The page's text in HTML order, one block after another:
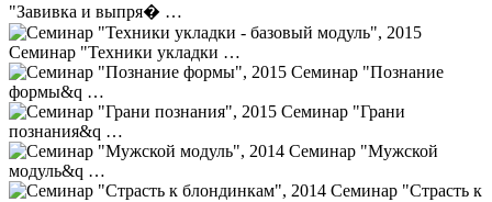
"Завивка и выпря� …
Семинар "Техники укладки …
Семинар "Познание
формы&q …
Семинар "Грани
познания&q …
Семинар "Мужской
модуль&q …
Семинар "Страсть к